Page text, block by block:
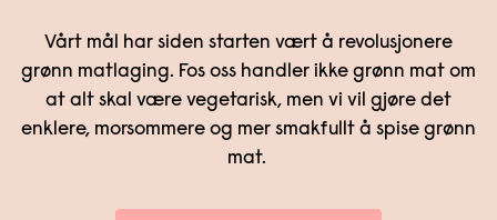
Vårt mål har siden starten vært å revolusjonere
grønn matlaging. Fos oss handler ikke grønn mat om
at alt skal være vegetarisk, men vi vil gjøre det
enklere, morsommere og mer smakfullt å spise grønn
mat.